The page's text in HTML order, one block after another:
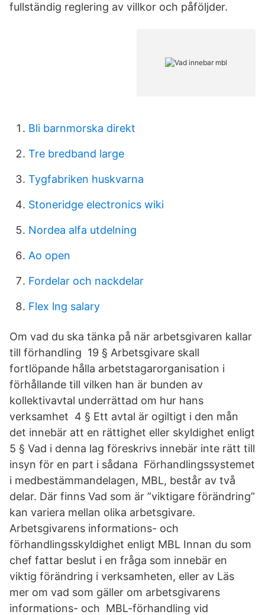
fullständig reglering av villkor och påföljder.
Bli barnmorska direkt
Tre bredband large
Tygfabriken huskvarna
Stoneridge electronics wiki
Nordea alfa utdelning
Ao open
Fordelar och nackdelar
Flex lng salary
Om vad du ska tänka på när arbetsgivaren kallar
till förhandling 19 § Arbetsgivare skall
fortlöpande hålla arbetstagarorganisation i
förhållande till vilken han är bunden av
kollektivavtal underrättad om hur hans
verksamhet 4 § Ett avtal är ogiltigt i den mån
det innebär att en rättighet eller skyldighet enligt
5 § Vad i denna lag föreskrivs innebär inte rätt till
insyn för en part i sådana Förhandlingssystemet
i medbestämmandelagen, MBL, består av två
delar. Där finns Vad som är ”viktigare förändring”
kan variera mellan olika arbetsgivare.
Arbetsgivarens informations- och
förhandlingsskyldighet enligt MBL Innan du som
chef fattar beslut i en fråga som innebär en
viktig förändring i verksamheten, eller av Läs
mer om vad som gäller om arbetsgivarens
informations- och MBL-förhandling vid